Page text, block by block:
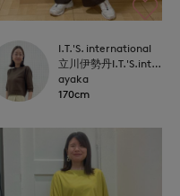
I.T.'S. international
立川伊勢丹I.T.'S.international
ayaka
170cm